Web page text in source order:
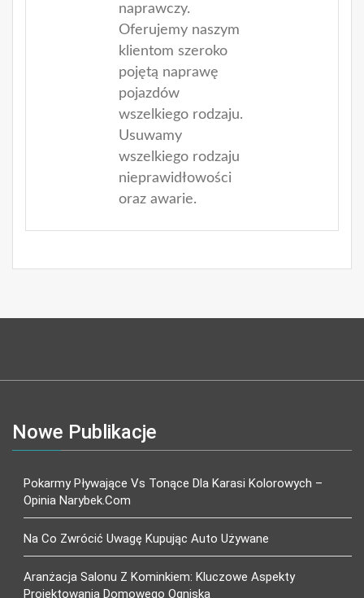
naprawczy.
Oferujemy naszym
klientom szeroko
pojętą naprawę
pojazdów
wszelkiego rodzaju.
Usuwamy
wszelkiego rodzaju
nieprawidłowości
oraz awarie.
Nowe Publikacje
Pokarmy Pływające Vs Tonące Dla Karasi Kolorowych –
Opinia Narybek.com
Na Co Zwrócić Uwagę Kupując Auto Używane
Aranżacja Salonu Z Kominkiem: Kluczowe Aspekty
Projektowania Domowego Ogniska